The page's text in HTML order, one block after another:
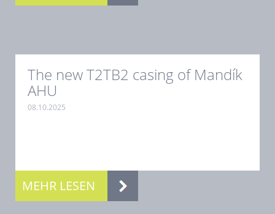
The new T2TB2 casing of Mandík
AHU
08.10.2025
MEHR LESEN